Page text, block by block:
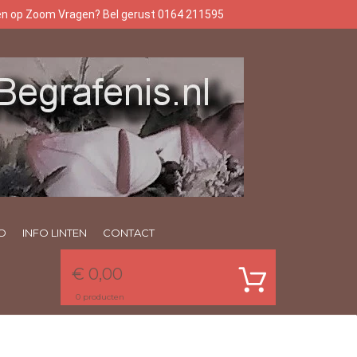
op Zoom Vragen? Bel gerust 0164 211595
INFO LINTEN CONTACT
€ 0,00
0 producten